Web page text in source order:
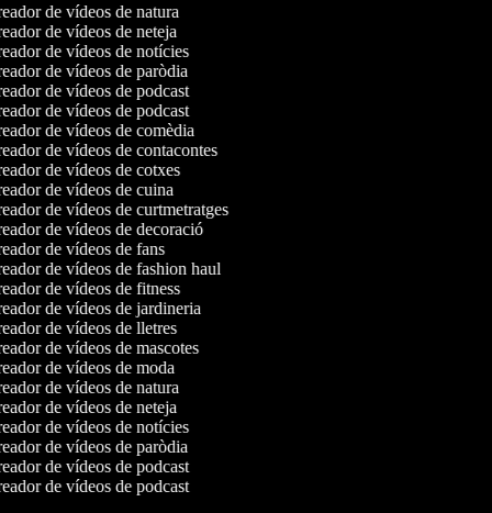
de vídeos de natura
de vídeos de neteja
de vídeos de notícies
de vídeos de paròdia
de vídeos de podcast
de vídeos de podcast
de vídeos de comèdia
de vídeos de contacontes
de vídeos de cotxes
de vídeos de cuina
de vídeos de curtmetratges
de vídeos de decoració
de vídeos de fans
de vídeos de fashion haul
de vídeos de fitness
de vídeos de jardineria
de vídeos de lletres
de vídeos de mascotes
de vídeos de moda
de vídeos de natura
de vídeos de neteja
de vídeos de notícies
de vídeos de paròdia
de vídeos de podcast
de vídeos de podcast